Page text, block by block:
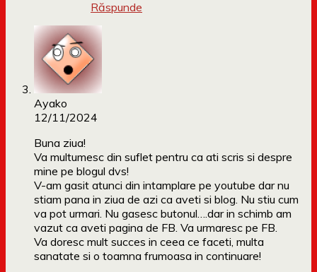
Răspunde
Ayako
12/11/2024
Buna ziua!
Va multumesc din suflet pentru ca ati scris si despre
mine pe blogul dvs!
V-am gasit atunci din intamplare pe youtube dar nu
stiam pana in ziua de azi ca aveti si blog. Nu stiu cum
va pot urmari. Nu gasesc butonul….dar in schimb am
vazut ca aveti pagina de FB. Va urmaresc pe FB.
Va doresc mult succes in ceea ce faceti, multa
sanatate si o toamna frumoasa in continuare!